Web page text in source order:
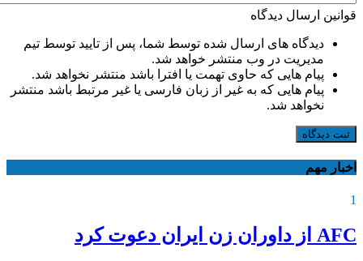
قوانین ارسال دیدگاه
دیدگاه های ارسال شده توسط شما، پس از تایید توسط تیم
مدیریت در وب منتشر خواهد شد.
پیام هایی که حاوی تهمت یا افترا باشد منتشر نخواهد شد.
پیام هایی که به غیر از زبان فارسی یا غیر مرتبط باشد منتشر
نخواهد شد.
ثبت دیدگاه
اخبار مهم
1
AFC از داوران زن ایران دعوت کرد